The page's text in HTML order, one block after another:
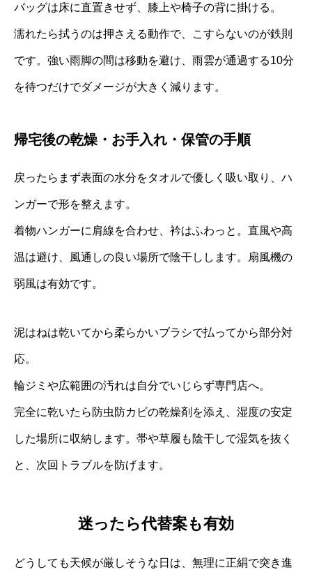
バッグは床に直置きせず、膝上や椅子の背に掛ける。
濡れたら拭うのは押さえる動作で、こすらないのが鉄則
です。強い雨脚の間は移動を避け、雨雲が通過する10分
を待つだけでダメージが大きく減ります。
帰宅後の乾燥・お手入れ・保管の手順
戻ったらまず表面の水分をタオルで優しく吸い取り、ハ
ンガーで形を整えます。
着物ハンガーに肩線を合わせ、衿はふわっと。直風や高
温は避け、風通しの良い場所で陰干しします。扇風機の
弱風は有効です。
泥はねは乾いてから柔らかいブラシで払ってから部分対
応。
輪ジミや広範囲の汚れは自分でいじらず専門店へ。
完全に乾いたら防虫防カビの乾燥剤を添え、湿度の安定
した場所に収納します。帯や草履も陰干しで湿気を抜く
と、次回トラブルを防げます。
迷ったら代替案も有効
どうしても天候が厳しそうな日は、無理に正絹で突き進